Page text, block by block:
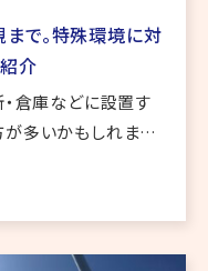
で。特殊環境に対
介
・倉庫などに設置す
多いかもしれませ
の防犯カメラでは対
ば、可燃性ガスや粉